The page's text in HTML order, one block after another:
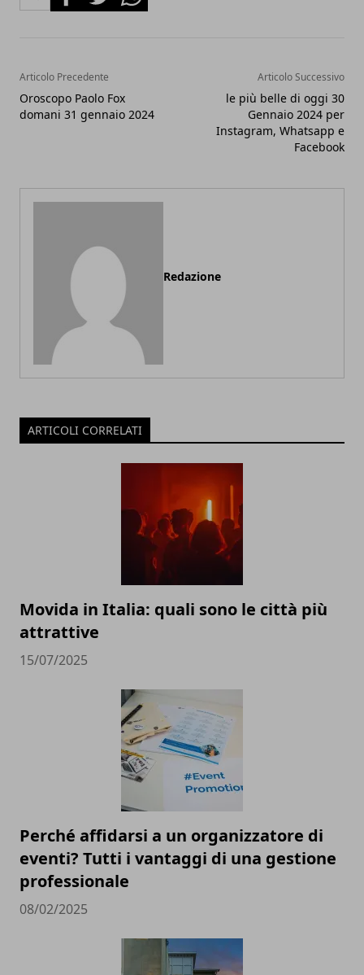
Articolo Precedente
Oroscopo Paolo Fox
domani 31 gennaio 2024
Articolo Successivo
le più belle di oggi 30
Gennaio 2024 per
Instagram, Whatsapp e
Facebook
Redazione
ARTICOLI CORRELATI
Movida in Italia: quali sono le città più
attrattive
15/07/2025
Perché affidarsi a un organizzatore di
eventi? Tutti i vantaggi di una gestione
professionale
08/02/2025